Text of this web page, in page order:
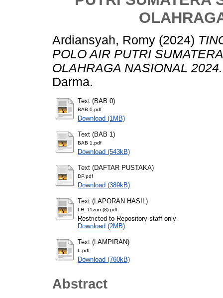
Ardiansyah, Romy (2024)
POLO AIR PUTRI
OLAHRAGA NASIONAL 2024.
Darma.
Text (BAB 0)
BAB 0.pdf
Download (1MB)
Text (BAB 1)
BAB 1.pdf
Download (543kB)
Text (DAFTAR PUSTAKA)
DP.pdf
Download (389kB)
Text (LAPORAN HASIL)
LH_11zon (8).pdf
Restricted to Repository staff only
Download (2MB)
Text (LAMPIRAN)
L.pdf
Download (760kB)
Abstract